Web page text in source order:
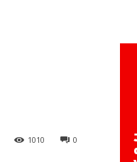
0
1010